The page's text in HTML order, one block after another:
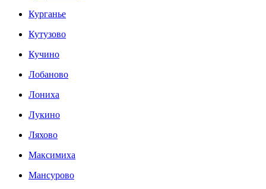
Курганье
Кутузово
Кучино
Лобаново
Лониха
Лукино
Ляхово
Максимиха
Мансурово